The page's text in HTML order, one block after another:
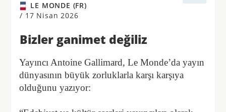
LE MONDE (FR)
/ 17 Nisan 2026
Bizler ganimet değiliz
Yayıncı Antoine Gallimard, Le Monde’da yayın
dünyasının büyük zorluklarla karşı karşıya
olduğunu yazıyor: